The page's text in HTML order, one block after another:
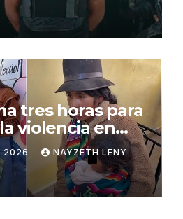
tres horas para
violencia en
2026 NAYZETH LENY